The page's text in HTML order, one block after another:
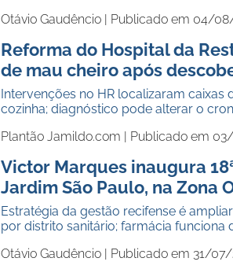
Otávio Gaudêncio | Publicado em 04/
Reforma do Hospital da
de mau cheiro após
Intervenções no HR localizaram
cozinha; diagnóstico pode alterar o
Plantão Jamildo.com | Publicado em
Victor Marques inaugura
Jardim São Paulo, na Zona
Estratégia da gestão recifense é
por distrito sanitário; farmácia funciona
Otávio Gaudêncio | Publicado em 31/07/